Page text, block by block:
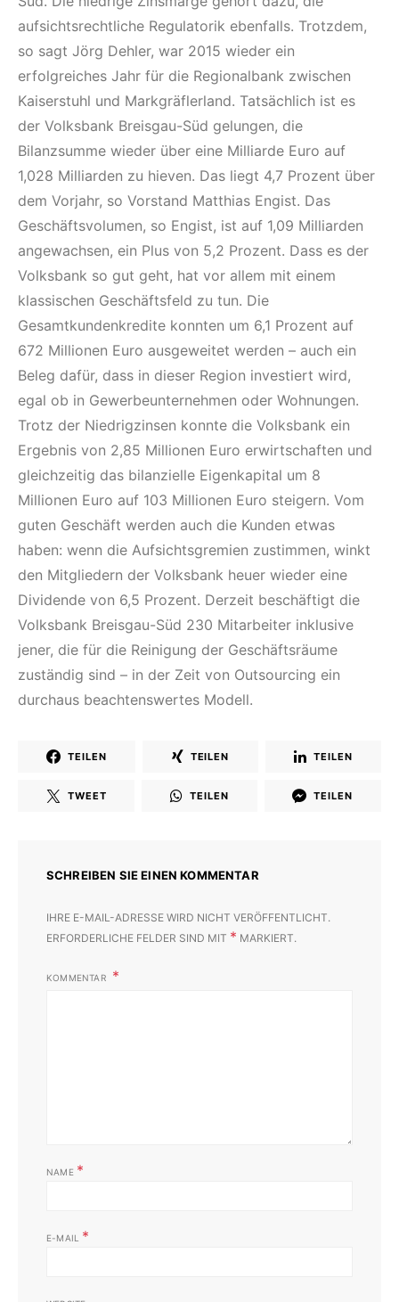
aufsichtsrechtliche Regulatorik ebenfalls. Trotzdem,
so sagt Jörg Dehler, war 2015 wieder ein
erfolgreiches Jahr für die Regionalbank zwischen
Kaiserstuhl und Markgräflerland. Tatsächlich ist es
der Volksbank Breisgau-Süd gelungen, die
Bilanzsumme wieder über eine Milliarde Euro auf
1,028 Milliarden zu hieven. Das liegt 4,7 Prozent über
dem Vorjahr, so Vorstand Matthias Engist. Das
Geschäftsvolumen, so Engist, ist auf 1,09 Milliarden
angewachsen, ein Plus von 5,2 Prozent. Dass es der
Volksbank so gut geht, hat vor allem mit einem
klassischen Geschäftsfeld zu tun. Die
Gesamtkundenkredite konnten um 6,1 Prozent auf
672 Millionen Euro ausgeweitet werden – auch ein
Beleg dafür, dass in dieser Region investiert wird,
egal ob in Gewerbeunternehmen oder Wohnungen.
Trotz der Niedrigzinsen konnte die Volksbank ein
Ergebnis von 2,85 Millionen Euro erwirtschaften und
gleichzeitig das bilanzielle Eigenkapital um 8
Millionen Euro auf 103 Millionen Euro steigern. Vom
guten Geschäft werden auch die Kunden etwas
haben: wenn die Aufsichtsgremien zustimmen, winkt
den Mitgliedern der Volksbank heuer wieder eine
Dividende von 6,5 Prozent. Derzeit beschäftigt die
Volksbank Breisgau-Süd 230 Mitarbeiter inklusive
jener, die für die Reinigung der Geschäftsräume
zuständig sind – in der Zeit von Outsourcing ein
durchaus beachtenswertes Modell.
TEILEN TEILEN TEILEN
TWEET TEILEN TEILEN
SCHREIBEN SIE EINEN KOMMENTAR
IHRE E-MAIL-ADRESSE WIRD NICHT VERÖFFENTLICHT.
ERFORDERLICHE FELDER SIND MIT * MARKIERT.
KOMMENTAR
NAME *
E-MAIL *